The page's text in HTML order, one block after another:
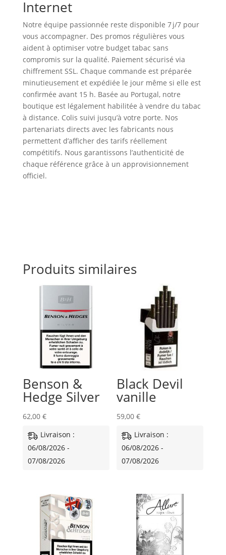
Internet
Notre équipe passionnée reste disponible 7 j/7 pour
vous accompagner. Des promos régulières vous
aident à optimiser votre budget tabac sans
compromis sur la qualité. Paiement sécurisé via
chiffrement SSL. Chaque commande est préparée
minutieusement et expédiée le jour même si elle est
confirmée avant 15 h. Basée au Portugal, notre
boutique est légalement habilitée à vendre du tabac
à distance. Colis suivi jusqu’à votre porte. Nos
partenariats directs avec les fabricants nous
permettent d’afficher des tarifs réellement
compétitifs. Nous garantissons l’authenticité de
chaque référence grâce à un approvisionnement
officiel.
Produits similaires
Benson &
Hedge Silver
62,00 €
Livraison :
06/08/2026 -
07/08/2026
Black Devil
vanille
59,00€
Livraison :
06/08/2026 -
07/08/2026